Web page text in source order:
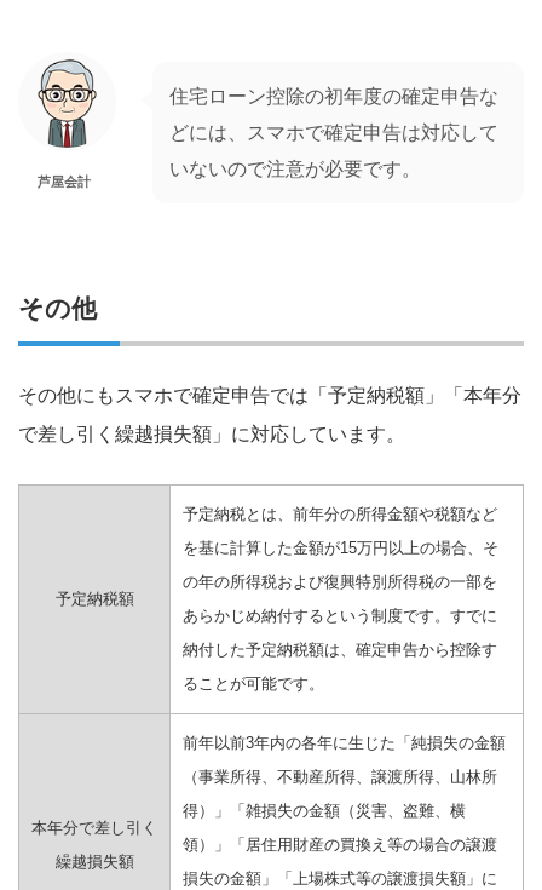
芦屋会計
住宅ローン控除の初年度の確定申告な
どには、スマホで確定申告は対応して
いないので注意が必要です。
その他
その他にもスマホで確定申告では「予定納税額」「本年分
で差し引く繰越損失額」に対応しています。
予定納税額
予定納税とは、前年分の所得金額や税額など
を基に計算した金額が15万円以上の場合、そ
の年の所得税および復興特別所得税の一部を
あらかじめ納付するという制度です。すでに
納付した予定納税額は、確定申告から控除す
ることが可能です。
本年分で差し引く
繰越損失額
前年以前3年内の各年に生じた「純損失の金額
（事業所得、不動産所得、譲渡所得、山林所
得）」「雑損失の金額（災害、盗難、横
領）」「居住用財産の買換え等の場合の譲渡
損失の金額」「上場株式等の譲渡損失額」に